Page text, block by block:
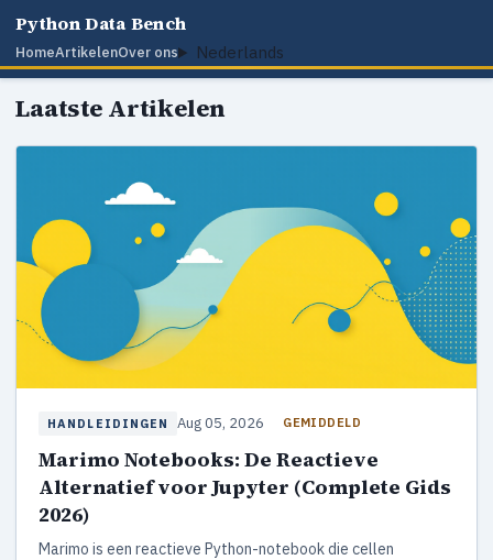
Python Data Bench
HomeArtikelenOver ons Nederlands
Laatste Artikelen
HANDLEIDINGEN Aug 05, 2026 GEMIDDELD
Marimo Notebooks: De Reactieve
Alternatief voor Jupyter (Complete Gids
2026)
Marimo is een reactieve Python-notebook die cellen